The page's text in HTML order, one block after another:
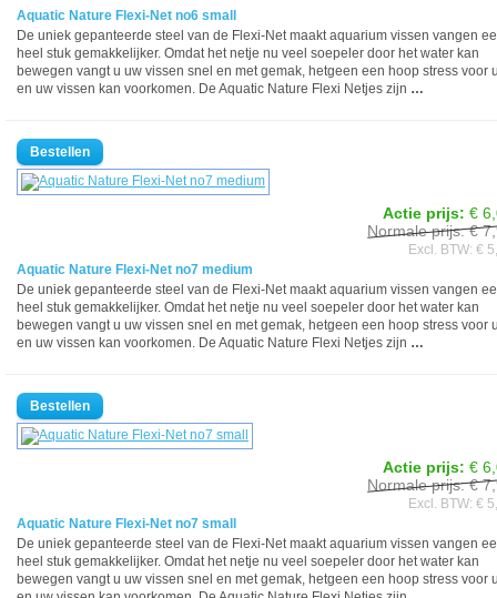
Aquatic Nature Flexi-Net no6 small
De uniek gepanteerde steel van de Flexi-Net maakt aquarium vissen vangen
heel stuk gemakkelijker. Omdat het netje nu veel soepeler door het water kan
bewegen vangt u uw vissen snel en met gemak, hetgeen een hoop stress voor
en uw vissen kan voorkomen. De Aquatic Nature Flexi Netjes zijn …
Actie prijs: €
Normale prijs: €
Excl. BTW: €
Aquatic Nature Flexi-Net no7 medium
De uniek gepanteerde steel van de Flexi-Net maakt aquarium vissen vangen
heel stuk gemakkelijker. Omdat het netje nu veel soepeler door het water kan
bewegen vangt u uw vissen snel en met gemak, hetgeen een hoop stress voor
en uw vissen kan voorkomen. De Aquatic Nature Flexi Netjes zijn …
Actie prijs: €
Normale prijs: €
Excl. BTW: €
Aquatic Nature Flexi-Net no7 small
De uniek gepanteerde steel van de Flexi-Net maakt aquarium vissen vangen
heel stuk gemakkelijker. Omdat het netje nu veel soepeler door het water kan
bewegen vangt u uw vissen snel en met gemak, hetgeen een hoop stress voor